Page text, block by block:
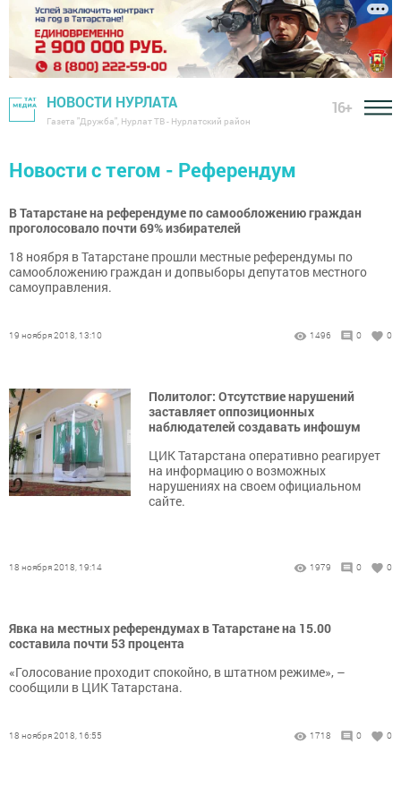
НОВОСТИ НУРЛАТА
Газета "Дружба", Нурлат ТВ - Нурлатский район
16+
Новости с тегом - Референдум
В Татарстане на референдуме по самообложению граждан
проголосовало почти 69% избирателей
18 ноября в Татарстане прошли местные референдумы по
самообложению граждан и допвыборы депутатов местного
самоуправления.
19 ноября 2018, 13:10 1496 0 0
Политолог: Отсутствие нарушений
заставляет оппозиционных
наблюдателей создавать инфошум
ЦИК Татарстана оперативно реагирует
на информацию о возможных
нарушениях на своем официальном
сайте.
18 ноября 2018, 19:14 1979 0 0
Явка на местных референдумах в Татарстане на 15.00
составила почти 53 процента
«Голосование проходит спокойно, в штатном режиме», –
сообщили в ЦИК Татарстана.
18 ноября 2018, 16:55 1718 0 0